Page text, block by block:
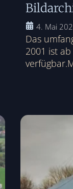
4. Mai
Das
2001 ist